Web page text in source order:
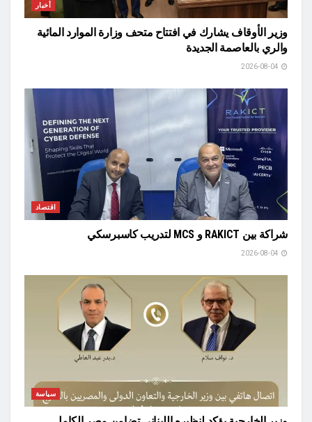
أخبار
وزير الأوقاف يشارك في افتتاح متحف وزارة الموارد المائية
والري بالعاصمة الجديدة
اقتصاد
شراكة بين RAKICT و MCS لتدريب كاسبرسكي
سياسة